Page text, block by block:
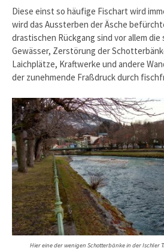
Diese einst so häufige Fischart wird
wird das Aussterben der Äsche
drastischen Rückgang sind vor allem
Gewässer, Zerstörung der
Laichplätze, Kraftwerke und andere
der zunehmende Fraßdruck durch
Hier eine der wenigen Schotterbänke in der Ischler